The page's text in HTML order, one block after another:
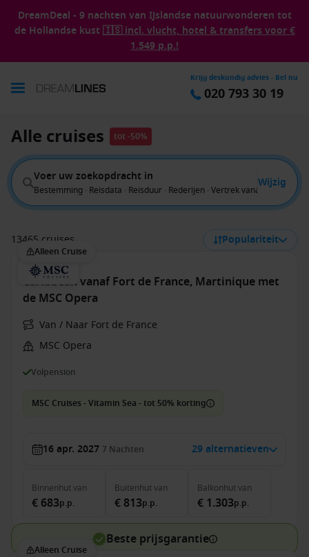
DreamDeal - 9 nachten van IJslandse natuurwonderen tot
de Hollandse kust 🇮🇸 incl. vlucht, hotel & transfers voor €
1.549 p.p.!
Krijg deskundig advies - Bel nu
020 793 30 19
Alle cruises tot -50%
Voer uw zoekopdracht in
Bestemming · Reisdata · Reisduur · Rederijen · Vertrek vanaf
Wijzig
13465 cruises Populariteit
Alleen Cruise
Caribbean vanaf Fort de France, Martinique met
de MSC Opera
Van / Naar Fort de France
MSC Opera
Volpension
MSC Cruises - Vitamin Sea - tot 50% korting
16 apr. 2027 7 Nachten 29 alternatieven
Binnenhutvan
€ 683p.p.
Buitenhutvan
€ 813p.p.
Balkonhutvan
€ 1.303p.p.
Beste prijsgarantie
Alleen Cruise